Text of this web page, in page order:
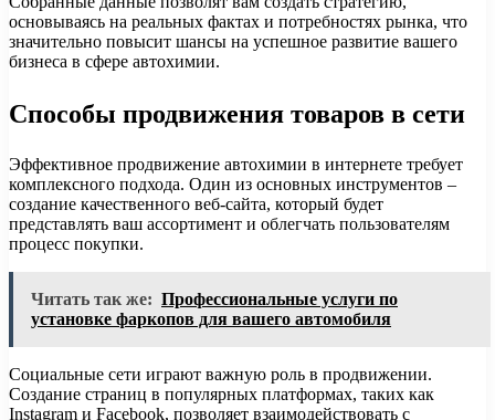
основываясь на реальных фактах и потребностях рынка, что
значительно повысит шансы на успешное развитие вашего
бизнеса в сфере автохимии.
Способы продвижения товаров в сети
Эффективное продвижение автохимии в интернете требует
комплексного подхода. Один из основных инструментов –
создание качественного веб-сайта, который будет
представлять ваш ассортимент и облегчать пользователям
процесс покупки.
Читать так же: Профессиональные услуги по
установке фаркопов для вашего автомобиля
Социальные сети играют важную роль в продвижении.
Создание страниц в популярных платформах, таких как
Instagram и Facebook, позволяет взаимодействовать с